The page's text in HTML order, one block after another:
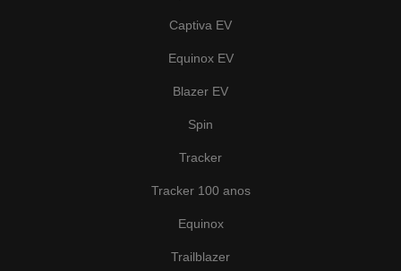
Captiva EV
Equinox EV
Blazer EV
Spin
Tracker
Tracker 100 anos
Equinox
Trailblazer